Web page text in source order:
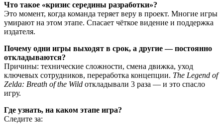
Что такое «кризис середины разработки»?
Это момент, когда команда теряет веру в проект. Многие игры
умирают на этом этапе. Спасает чёткое видение и поддержка
издателя.
Почему одни игры выходят в срок, а другие — постоянно
откладываются?
Причины: технические сложности, смена движка, уход
ключевых сотрудников, переработка концепции. The Legend of
Zelda: Breath of the Wild откладывали 3 раза — и это спасло
игру.
Где узнать, на каком этапе игра?
Следите за: